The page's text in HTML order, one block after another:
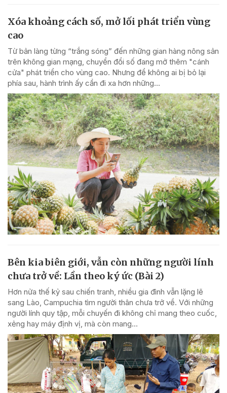
Xóa khoảng cách số, mở lối phát triển vùng
cao
Từ bản làng từng “trắng sóng” đến những gian hàng nông sản
trên không gian mạng, chuyển đổi số đang mở thêm "cánh
cửa" phát triển cho vùng cao. Nhưng để không ai bị bỏ lại
phía sau, hành trình ấy cần đi xa hơn những...
Bên kia biên giới, vẫn còn những người lính
chưa trở về: Lần theo ký ức (Bài 2)
Hơn nửa thế kỷ sau chiến tranh, nhiều gia đình vẫn lặng lẽ
sang Lào, Campuchia tìm người thân chưa trở về. Với những
người lính quy tập, mỗi chuyến đi không chỉ mang theo cuốc,
xẻng hay máy định vị, mà còn mang...